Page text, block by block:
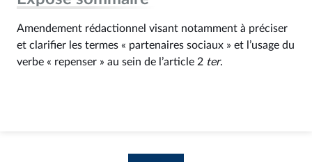
Amendement rédactionnel visant notamment à préciser
et clarifier les termes « partenaires sociaux » et l’usage du
verbe « repenser » au sein de l’article 2 ter.